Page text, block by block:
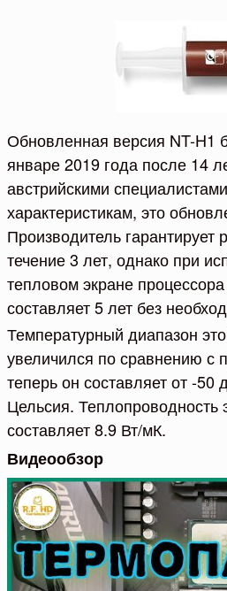
Обновленная версия NT-H1
январе 2019 года после 14
австрийскими
характеристикам, это
Производитель гарантирует
течение 3 лет, однако при
тепловом экране
составляет 5 лет без
Температурный диапазон
увеличился по сравнению с
теперь он составляет от -50
Цельсия. Теплопроводность
составляет 8.9 Вт/мК.
Видеообзор